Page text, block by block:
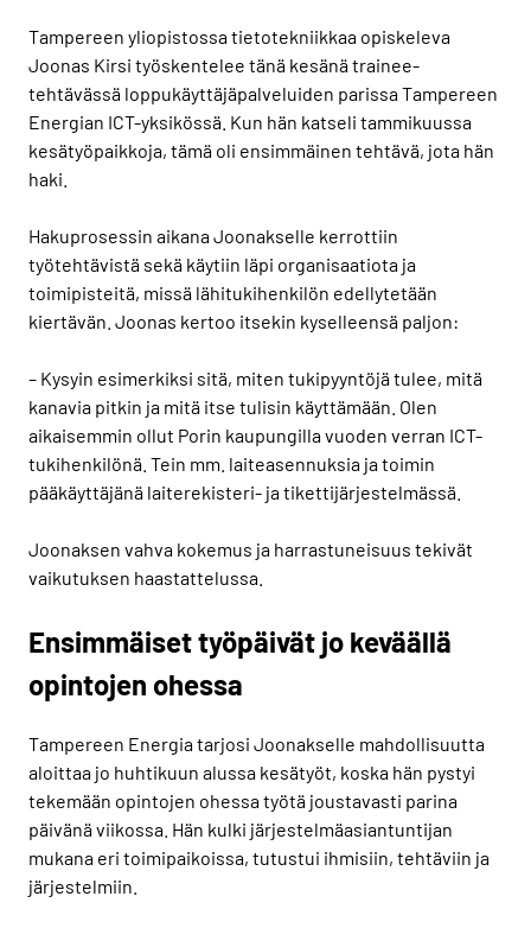
Tampereen yliopistossa tietotekniikkaa opiskeleva
Joonas Kirsi työskentelee tänä kesänä trainee-
tehtävässä loppukäyttäjäpalveluiden parissa Tampereen
Energian ICT-yksikössä. Kun hän katseli tammikuussa
kesätyöpaikkoja, tämä oli ensimmäinen tehtävä, jota hän
haki.
Hakuprosessin aikana Joonakselle kerrottiin
työtehtävistä sekä käytiin läpi organisaatiota ja
toimipisteitä, missä lähitukihenkilön edellytetään
kiertävän. Joonas kertoo itsekin kyselleensä paljon:
– Kysyin esimerkiksi sitä, miten tukipyyntöjä tulee, mitä
kanavia pitkin ja mitä itse tulisin käyttämään. Olen
aikaisemmin ollut Porin kaupungilla vuoden verran ICT-
tukihenkilönä. Tein mm. laiteasennuksia ja toimin
pääkäyttäjänä laiterekisteri- ja tikettijärjestelmässä.
Joonaksen vahva kokemus ja harrastuneisuus tekivät
vaikutuksen haastattelussa.
Ensimmäiset työpäivät jo keväällä
opintojen ohessa
Tampereen Energia tarjosi Joonakselle mahdollisuutta
aloittaa jo huhtikuun alussa kesätyöt, koska hän pystyi
tekemään opintojen ohessa työtä joustavasti parina
päivänä viikossa. Hän kulki järjestelmäasiantuntijan
mukana eri toimipaikoissa, tutustui ihmisiin, tehtäviin ja
järjestelmiin.